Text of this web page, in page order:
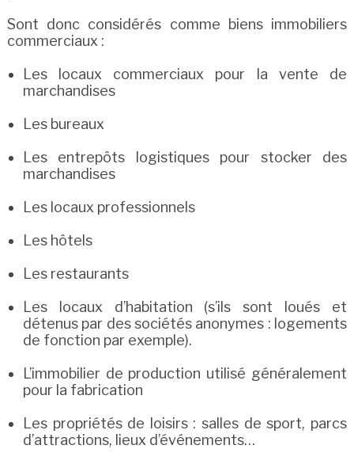
Sont donc considérés comme biens immobiliers
commerciaux :
Les locaux commerciaux pour la vente de
marchandises
Les bureaux
Les entrepôts logistiques pour stocker des
marchandises
Les locaux professionnels
Les hôtels
Les restaurants
Les locaux d’habitation (s’ils sont loués et
détenus par des sociétés anonymes : logements
de fonction par exemple).
L’immobilier de production utilisé généralement
pour la fabrication
Les propriétés de loisirs : salles de sport, parcs
d’attractions, lieux d’événements…